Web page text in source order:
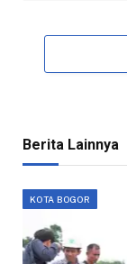
Berita Lainnya
KOTA BOGOR